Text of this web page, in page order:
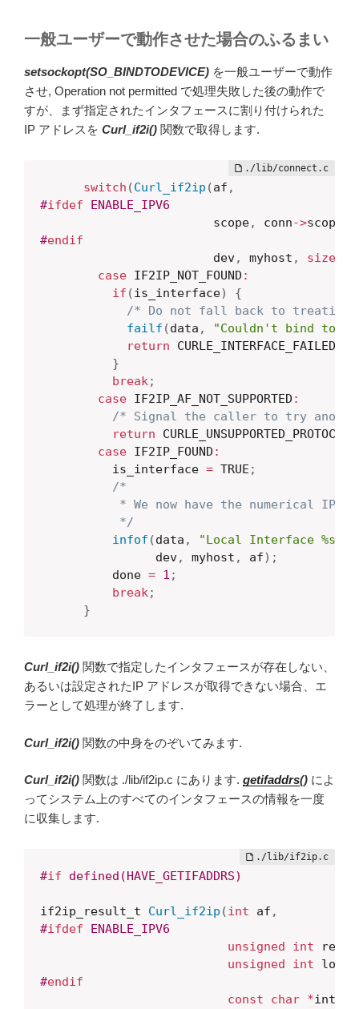
一般ユーザーで動作させた場合のふるまい
setsockopt(SO_BINDTODEVICE) を一般ユーザーで動作
させ, Operation not permitted で処理失敗した後の動作で
すが、まず指定されたインタフェースに割り付けられた
IP アドレスを Curl_if2i() 関数で取得します.
switch (Curl_if2ip (af ,
#ifdef ENABLE_IPV6
                        scope
, conn->
#endif
                        dev
, myhost , sizeof
case IF2IP_NOT_FOUND:
if (is_interface)
{
/* Do not fall back to treating
failf (data ,
"Couldn't bind to
return CURLE_INTERFACE_FAILED
}
break;
case IF2IP_AF_NOT_SUPPORTED:
/* Signal the caller to try
return CURLE_UNSUPPORTED_PROTOCOL
case IF2IP_FOUND:
          is_interface
= TRUE ;
/*
* We now have the numerical IP
           */
infof (data ,
"Local Interface %s
                dev
, myhost , af) ;
          done
= 1 ;
break;
}
Curl_if2i() 関数で指定したインタフェースが存在しない、
あるいは設定されたIP アドレスが取得できない場合、エ
ラーとして処理が終了します.
Curl_if2i() 関数の中身をのぞいてみます.
Curl_if2i() 関数は ./lib/if2ip.c にあります. getifaddrs() によ
ってシステム上のすべてのインタフェースの情報を一度
に収集します.
#if defined(HAVE_GETIFADDRS)
if2ip_result_t Curl_if2ip (int af ,
#ifdef ENABLE_IPV6
unsigned
int
unsigned
int
#endif
const
char *interf